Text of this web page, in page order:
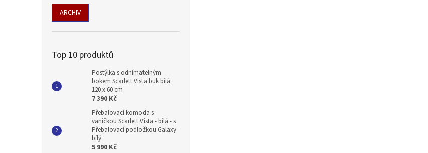
ARCHIV
Top 10 produktů
Postýlka s odnímatelným
bokem Scarlett Vista buk bílá
120 x 60 cm
7 390 Kč
Přebalovací komoda s
vaničkou Scarlett Vista - bílá - s
Přebalovací podložkou Galaxy -
bílý
5 990 Kč